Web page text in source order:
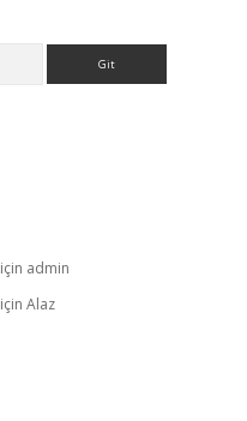
için admin
için Alaz